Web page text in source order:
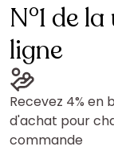
N°1 de
ligne
Recevez 4% en
d'achat pour
commande